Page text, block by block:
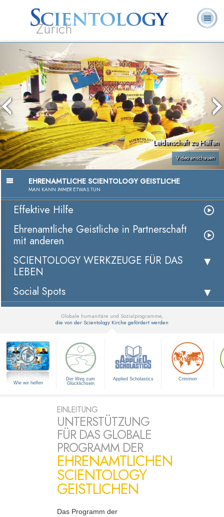
Zürich
Hubbard
Was ist
Scientology?
Leidenschaft zu Helfen
Video anschauen
EHRENAMTLICHE SCIENTOLOGY GEISTLICHE
MAN KANN IMMERETWAS TUN
Effektive Hilfe
Ehrenamtliche Geistliche in Partnerschaft
mit anderen
SCIENTOLOGY WERKZEUGE FÜR DAS
LEBEN
Social Spots
Globale humanitäre und Sozialprogramme,
die von der Scientology Kirche gefördert werden
Wie wir helfen
Der Weg zum
Glücklichsein
Applied Scholastics Criminon
EINLEITUNG
UNTERSTÜTZUNG
FÜR DAS GLOBALE
PROGRAMM DER
EHRENAMTLICHEN
SCIENTOLOGY
GEISTLICHEN
Das Programm der